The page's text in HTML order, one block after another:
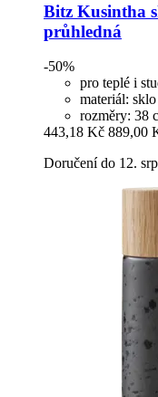
Bitz Kusintha
průhledná
-50%
pro teplé i
materiál: sklo
rozměry: 38
443,18 Kč 889,00
Doručení do 12.